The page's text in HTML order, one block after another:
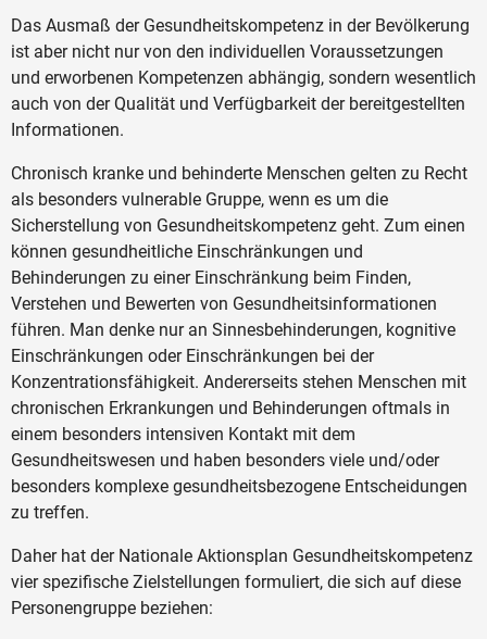
Das Ausmaß der Gesundheitskompetenz in der Bevölkerung
ist aber nicht nur von den individuellen Voraussetzungen
und erworbenen Kompetenzen abhängig, sondern wesentlich
auch von der Qualität und Verfügbarkeit der bereitgestellten
Informationen.
Chronisch kranke und behinderte Menschen gelten zu Recht
als besonders vulnerable Gruppe, wenn es um die
Sicherstellung von Gesundheitskompetenz geht. Zum einen
können gesundheitliche Einschränkungen und
Behinderungen zu einer Einschränkung beim Finden,
Verstehen und Bewerten von Gesundheitsinformationen
führen. Man denke nur an Sinnesbehinderungen, kognitive
Einschränkungen oder Einschränkungen bei der
Konzentrationsfähigkeit. Andererseits stehen Menschen mit
chronischen Erkrankungen und Behinderungen oftmals in
einem besonders intensiven Kontakt mit dem
Gesundheitswesen und haben besonders viele und/oder
besonders komplexe gesundheitsbezogene Entscheidungen
zu treffen.
Daher hat der Nationale Aktionsplan Gesundheitskompetenz
vier spezifische Zielstellungen formuliert, die sich auf diese
Personengruppe beziehen: